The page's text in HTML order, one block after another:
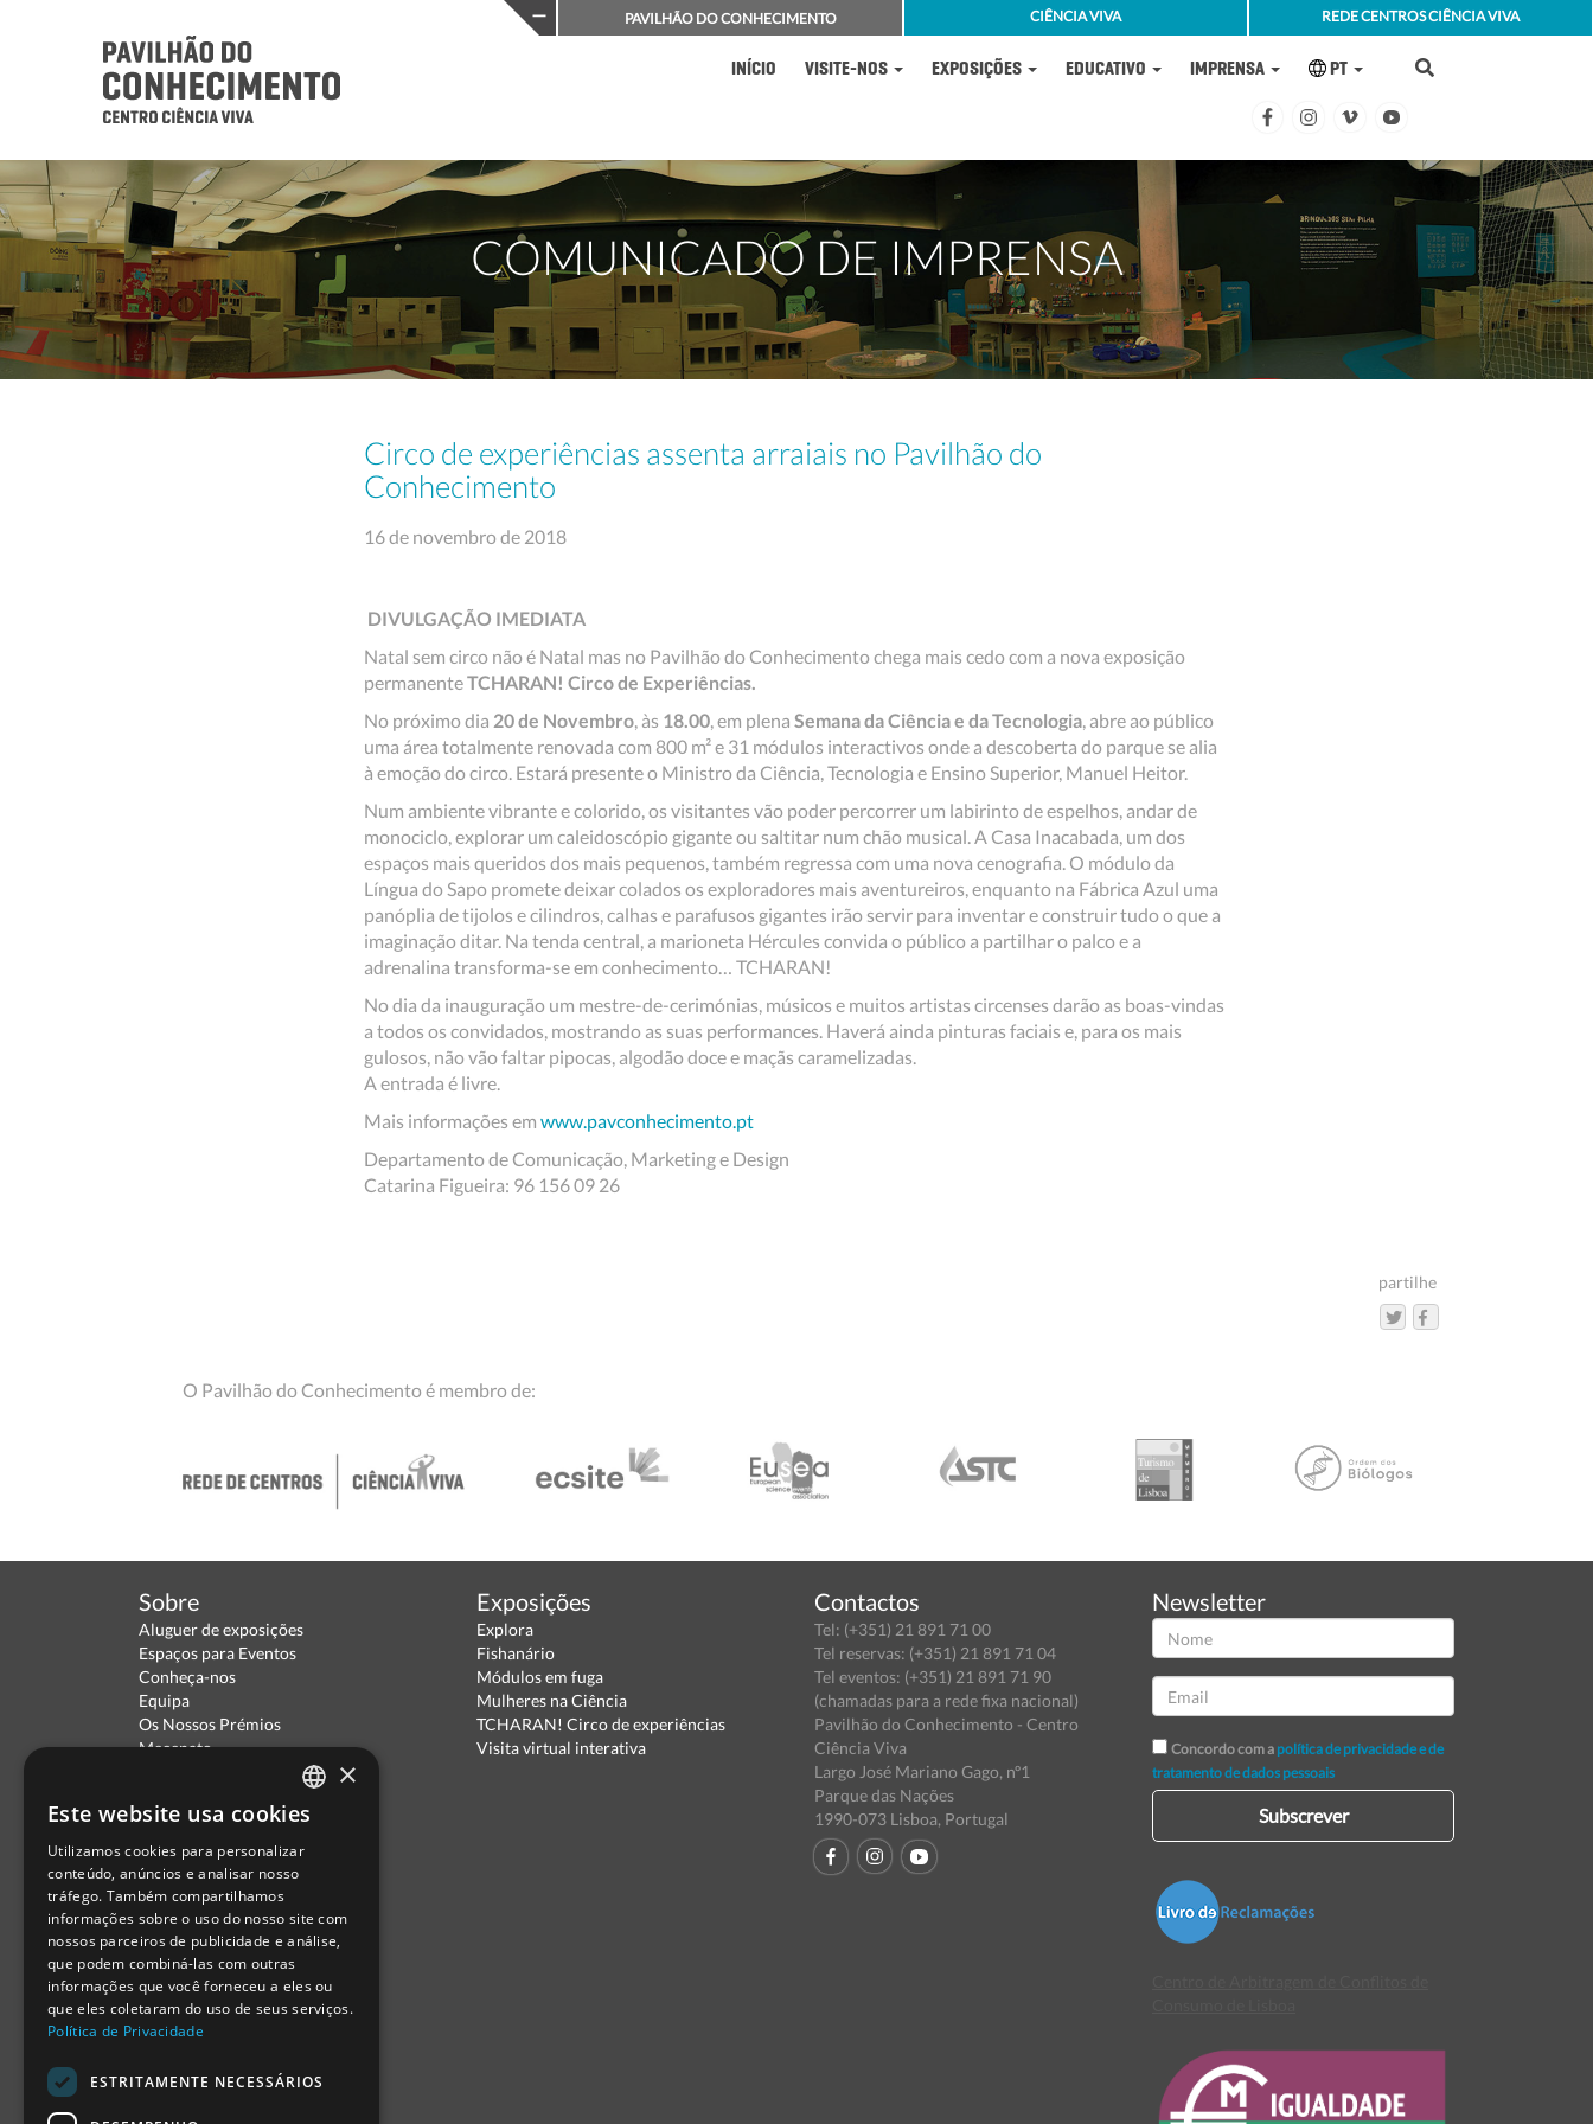
PAVILHÃO DO CONHECIMENTO CIÊNCIA VIVA REDE CENTROS CIÊNCIA VIVA
INÍCIO VISITE-NOS EXPOSIÇÕES EDUCATIVO IMPRENSA PT
COMUNICADO DE IMPRENSA
Circo de experiências assenta arraiais no Pavilhão do
Conhecimento
16 de novembro de 2018
DIVULGAÇÃO IMEDIATA
Natal sem circo não é Natal mas no Pavilhão do Conhecimento chega mais cedo com a nova exposição
permanenteTCHARAN! Circo de Experiências.
No próximo dia 20 de Novembro, às 18.00, em plena Semana da Ciência e da Tecnologia, abre ao público
uma área totalmente renovada com 800 m² e 31 módulos interactivos onde a descoberta do parque se alia
à emoção do circo. Estará presente o Ministro da Ciência, Tecnologia e Ensino Superior, Manuel Heitor.
Num ambiente vibrante e colorido, os visitantes vão poder percorrer um labirinto de espelhos, andar de
monociclo, explorar um caleidoscópio gigante ou saltitar num chão musical. A Casa Inacabada, um dos
espaços mais queridos dos mais pequenos, também regressa com uma nova cenografia. O módulo da
Língua do Sapo promete deixar colados os exploradores mais aventureiros, enquanto na Fábrica Azul uma
panóplia de tijolos e cilindros, calhas e parafusos gigantes irão servir para inventar e construir tudo o que a
imaginação ditar. Na tenda central, a marioneta Hércules convida o público a partilhar o palco e a
adrenalina transforma-se em conhecimento… TCHARAN!
No dia da inauguração um mestre-de-cerimónias, músicos e muitos artistas circenses darão as boas-vindas
a todos os convidados, mostrando as suas performances. Haverá ainda pinturas faciais e, para os mais
gulosos, não vão faltar pipocas, algodão doce e maçãs caramelizadas.
A entrada é livre.
Mais informações em www.pavconhecimento.pt
Departamento de Comunicação, Marketing e Design
Catarina Figueira: 96 156 09 26
partilhe
O Pavilhão do Conhecimento é membro de:
Sobre
Aluguer de exposições
Espaços para Eventos
Conheça-nos
Equipa
Os Nossos Prémios
Mecenato
Termos de Utilização
Escola Ciência Viva
Contactar
Relatório Anual RCN 2024
Relatório Intercalar RCN 2025
Exposições
Explora
Fishanário
Módulos em fuga
Mulheres na Ciência
TCHARAN! Circo de experiências
Visita virtual interativa
Contactos
Tel: (+351) 21 891 71 00
Tel reservas: (+351) 21 891 71 04
Tel eventos: (+351) 21 891 71 90
(chamadas para a rede fixa nacional)
Pavilhão do Conhecimento - Centro
Ciência Viva
Largo José Mariano Gago, nº1
Parque das Nações
1990-073 Lisboa, Portugal
Newsletter
Concordo com a política de privacidade e de
tratamento de dados pessoais
Subscrever
PORTUGUESE
ENGLISH
SPANISH
×
Este website usa cookies
Utilizamos cookies para personalizar
conteúdo, anúncios e analisar nosso
tráfego. Também compartilhamos
informações sobre o uso do nosso site com
nossos parceiros de publicidade e análise,
que podem combiná-las com outras
informações que você forneceu a eles ou
que eles coletaram do uso de seus serviços.
Política de Privacidade
ESTRITAMENTE NECESSÁRIOS